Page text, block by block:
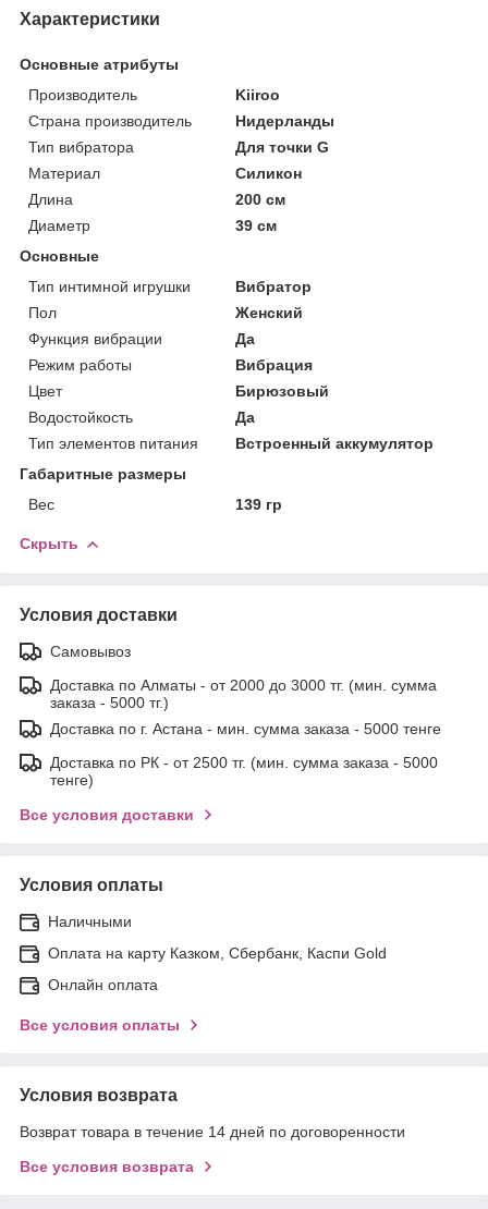
Характеристики
Основные атрибуты
Производитель
Kiiroo
Страна производитель
Нидерланды
Тип вибратора
Для точки G
Материал
Силикон
Длина
200 см
Диаметр
39 см
Основные
Тип интимной игрушки
Вибратор
Пол
Женский
Функция вибрации
Да
Режим работы
Вибрация
Цвет
Бирюзовый
Водостойкость
Да
Тип элементов питания
Встроенный аккумулятор
Габаритные размеры
Вес
139 гр
Скрыть
Условия доставки
Самовывоз
Доставка по Алматы - от 2000 до 3000 тг. (мин. сумма
заказа - 5000 тг.)
Доставка по г. Астана - мин. сумма заказа - 5000 тенге
Доставка по РК - от 2500 тг. (мин. сумма заказа - 5000
тенге)
Все условия доставки
Условия оплаты
Наличными
Оплата на карту Казком, Сбербанк, Каспи Gold
Онлайн оплата
Все условия оплаты
Условия возврата
Возврат товара в течение 14 дней по договоренности
Все условия возврата